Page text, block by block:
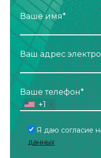
Ваше имя*
Ваш адрес
Ваше телефон*
+1
Я даю согласие
данных